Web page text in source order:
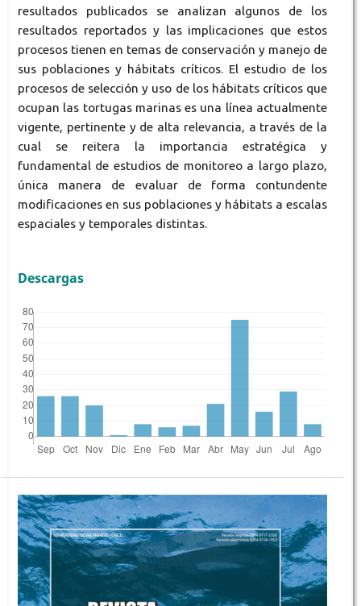
resultados publicados se analizan algunos de los
resultados reportados y las implicaciones que estos
procesos tienen en temas de conservación y manejo de
sus poblaciones y hábitats críticos. El estudio de los
procesos de selección y uso de los hábitats críticos que
ocupan las tortugas marinas es una línea actualmente
vigente, pertinente y de alta relevancia, a través de la
cual se reitera la importancia estratégica y
fundamental de estudios de monitoreo a largo plazo,
única manera de evaluar de forma contundente
modificaciones en sus poblaciones y hábitats a escalas
espaciales y temporales distintas.
Descargas